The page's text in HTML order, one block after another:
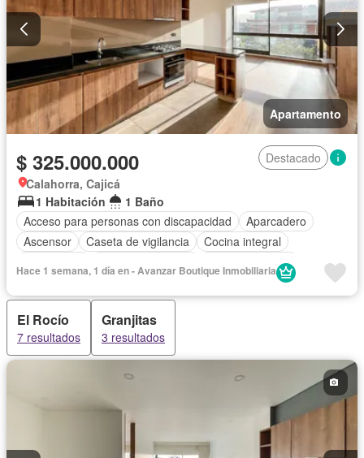
Apartamento
$ 325.000.000
Destacado
Calahorra, Cajicá
1 Habitación
1 Baño
Acceso para personas con discapacidad
Aparcadero
Ascensor
Caseta de vigilancia
Cocina integral
Tanque de agua
Hace 1 semana, 1 día en - Avanzar Boutique Inmobiliaria
El Rocío
7 resultados
Granjitas
3 resultados